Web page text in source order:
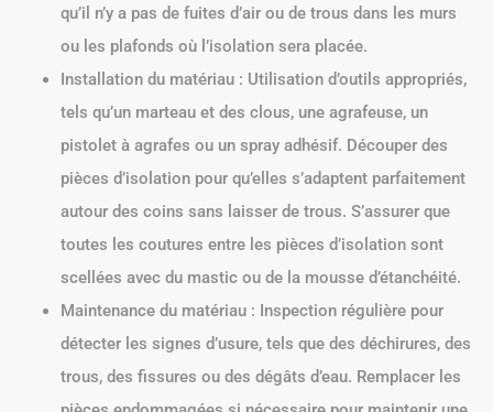
qu’il n’y a pas de fuites d’air ou de trous dans les murs
ou les plafonds où l’isolation sera placée.
Installation du matériau : Utilisation d’outils appropriés,
tels qu’un marteau et des clous, une agrafeuse, un
pistolet à agrafes ou un spray adhésif. Découper des
pièces d’isolation pour qu’elles s’adaptent parfaitement
autour des coins sans laisser de trous. S’assurer que
toutes les coutures entre les pièces d’isolation sont
scellées avec du mastic ou de la mousse d’étanchéité.
Maintenance du matériau : Inspection régulière pour
détecter les signes d’usure, tels que des déchirures, des
trous, des fissures ou des dégâts d’eau. Remplacer les